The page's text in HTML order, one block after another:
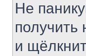
Не
и